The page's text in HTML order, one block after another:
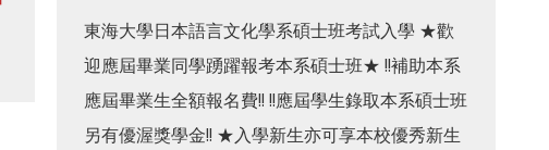
東海大學日本語言文化學系碩士班考試入學 ★歡
迎應屆畢業同學踴躍報考本系碩士班★ !!補助本系
應屆畢業生全額報名費!! !!應屆學生錄取本系碩士班
另有優渥獎學金!! ★入學新生亦可享本校優秀新生